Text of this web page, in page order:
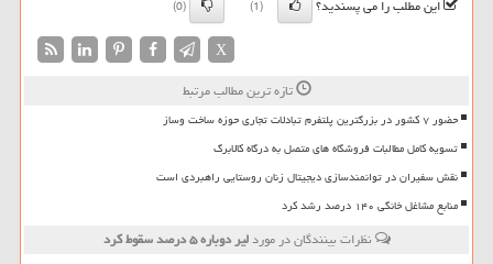
این مطلب را می پسندید؟
(1)
(0)
X
تازه ترین مطالب مرتبط
حضور ۷ کشور در بزرگترین پلتفرم تبادلات تجاری حوزه ساخت وساز
تسویه کامل مطالبات فروشگاه های متصل به درگاه کالابرگ
نقش سفیران در توانمندسازی دیجیتال زنان روستایی راهبردی است
منابع مشاغل خانگی ۱۴۰ درصد رشد کرد
نظرات بینندگان در موردلیر دوباره ۵ درصد سقوط كرد